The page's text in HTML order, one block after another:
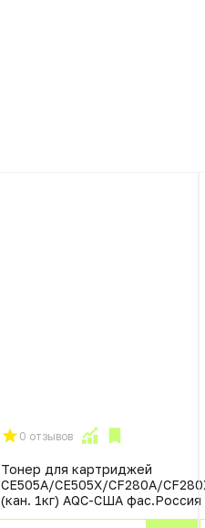
0 отзывов
Тонер для картриджей
CE505A/CE505X/CF280A/
(кан. 1кг) AQC-США фас.Россия